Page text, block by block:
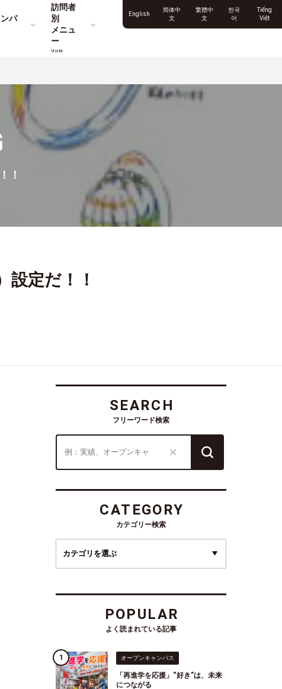
パ
訪問者
別
メニュ
ー
Visitor
English
简体中
文
繁體中
文
한국
어
Tiếng
Việt
！
設定だ！！
SEARCH
フリーワード検索
CATEGORY
カテゴリー検索
POPULAR
よく読まれている記事
オープンキャンパス
「再進学を応援」“好き”は、未来
につながる